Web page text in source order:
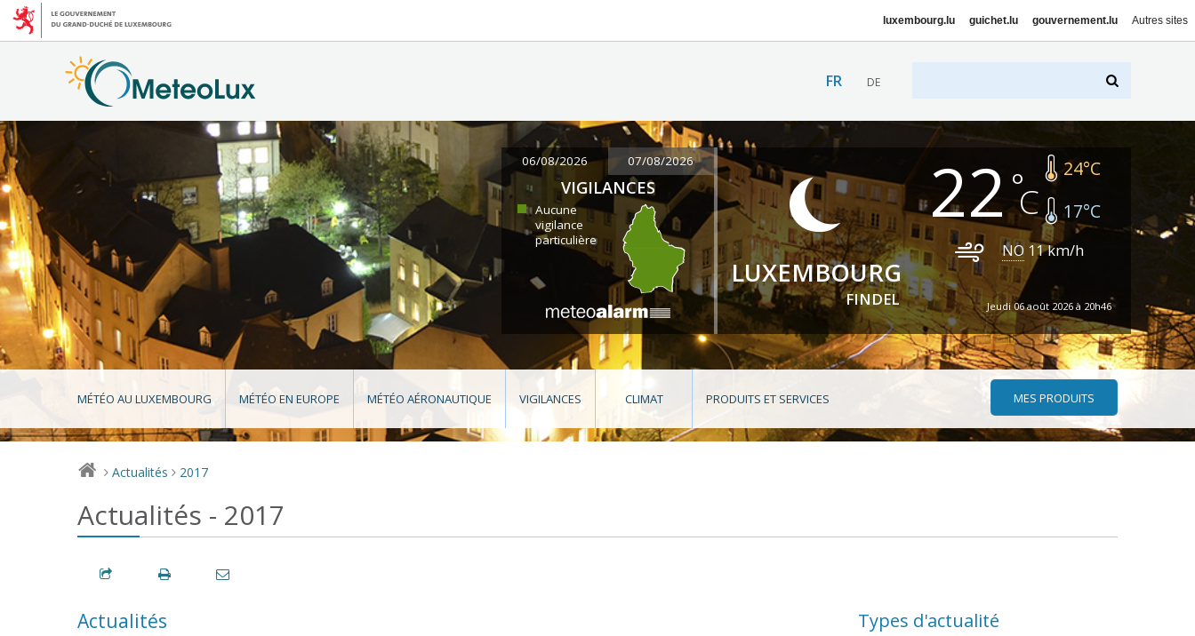
luxembourg.lu guichet.lu gouvernement.lu Autres sites
FR DE
06/08/2026 07/08/2026
VIGILANCES
Aucune
vigilance
particulière
LUXEMBOURG
FINDEL
22 24°C
17°C
NO 11km/h
Jeudi 06 août 2026 à 20h46
MÉTÉO AU LUXEMBOURG MÉTÉO EN EUROPE MÉTÉO AÉRONAUTIQUE VIGILANCES CLIMAT PRODUITS ET SERVICES MES PRODUITS
> Actualités > 2017
Actualités - 2017
Actualités Types d'actualité